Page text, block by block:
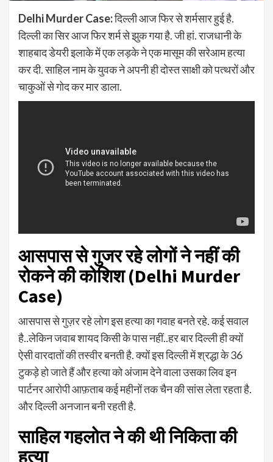
Delhi Murder Case:दिल्ली आज फिर से शर्मसार हुई है.
दिल्ली का सिर आज फिर शर्म से झुक गया है. जी हां. राजधानी के
शाहबाद डेयरी इलाके में एक लड़के ने एक मासूम की सरेआम हत्या
कर दी. साहिल नाम के युवक ने अपनी ही दोस्त साक्षी को पत्थरों और
चाकुओं से गोद कर मार डाला.
आसपास से गुजर रहे लोगों ने नहीं की
रोकने की कोशिश (Delhi Murder
Case)
आसपास से गुज़र रहे लोग इस हत्या का गवाह बनते रहे. कई सवाल
है..लेकिन जवाब शायद किसी के पास नहीं..हर बार दिल्ली ही क्यों
ऐसी वारदातों की तस्वीर बनती है. क्यों इस दिल्ली में श्रद्धा के 36
टुकड़े हो जाते हैं और हत्या को अंजाम देने वाला उसका लिव इन
पार्टनर आरोपी आफ़ताब कई महीनों तक चैन की सांस लेता रहता है.
और दिल्ली अनजान बनी रहती है.
साहिल गहलोत ने की थी निकिता की
हत्या